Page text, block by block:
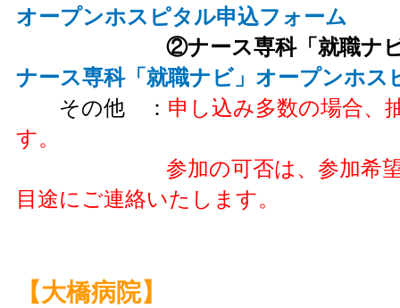
オープンホスピタル申込フォーム
②ナース専科「就職ナ
ナース専科「就職ナビ」オープンホス
その他 ： 申し込み多数の場合、
す。
参加の可否は、参加希望日
目途にご連絡いたします。
【大橋病院】